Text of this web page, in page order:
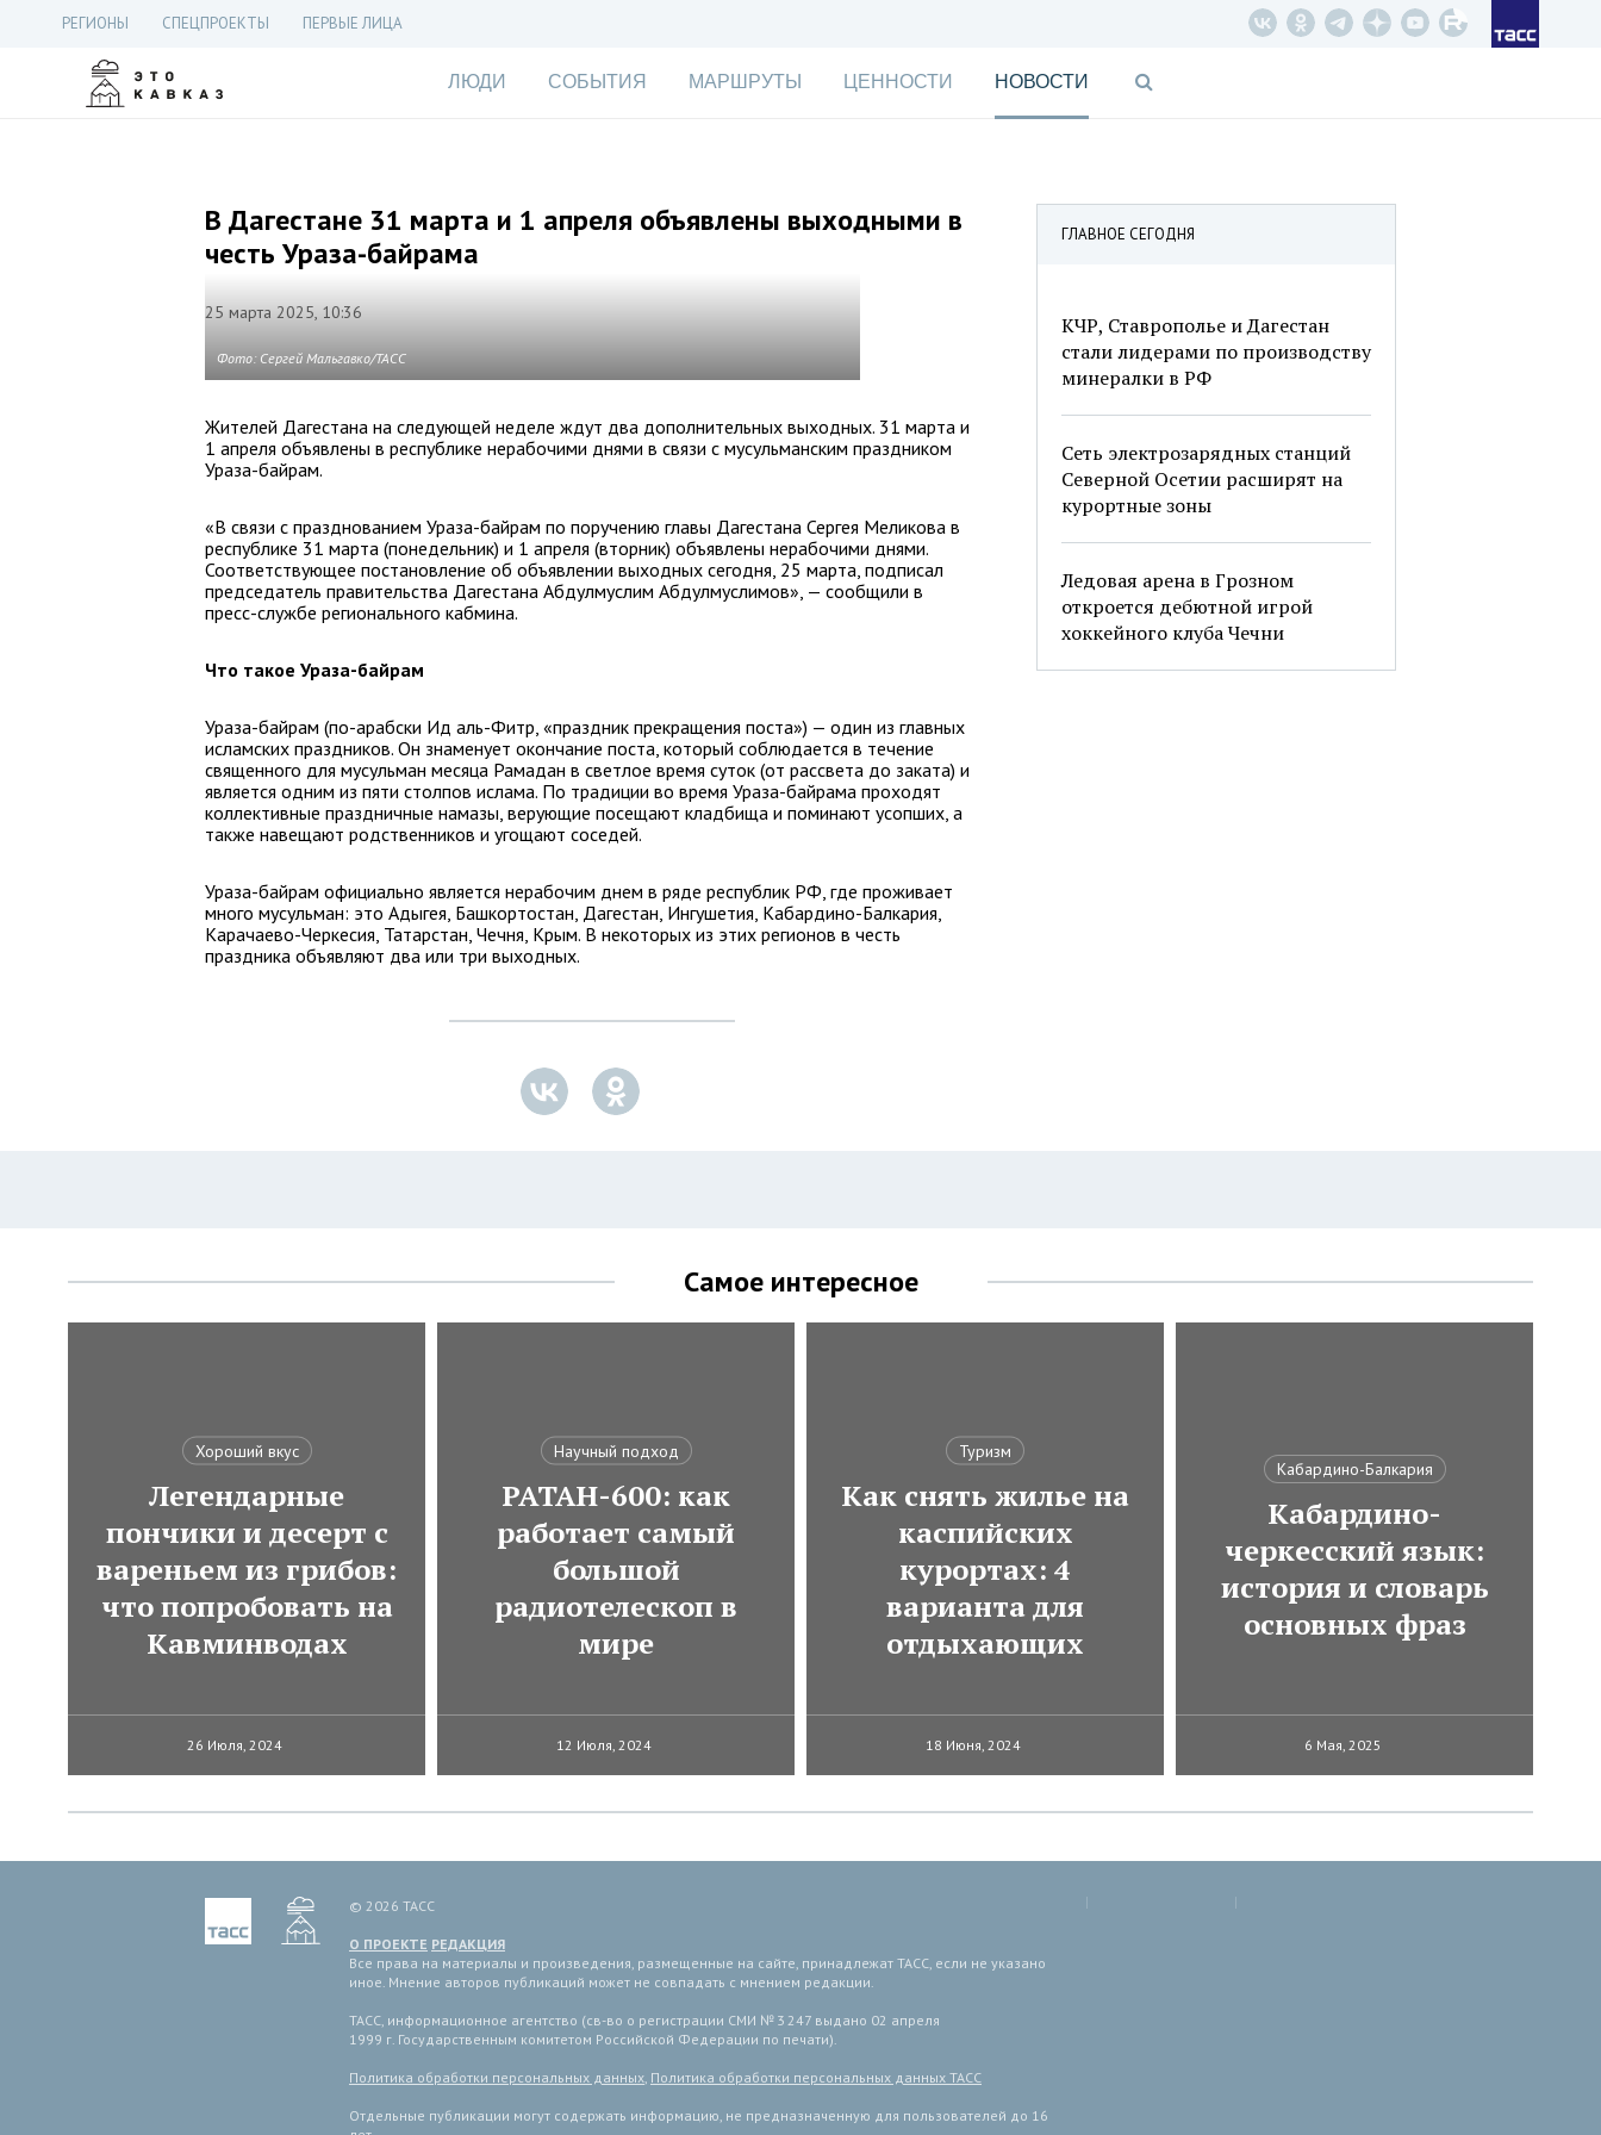
РЕГИОНЫ СПЕЦПРОЕКТЫ ПЕРВЫЕ ЛИЦА
ЛЮДИ СОБЫТИЯ МАРШРУТЫ ЦЕННОСТИ НОВОСТИ
ГЛАВНОЕ СЕГОДНЯ
КЧР, Ставрополье и Дагестан
стали лидерами по производству
минералки в РФ
Сеть электрозарядных станций
Северной Осетии расширят на
курортные зоны
Ледовая арена в Грозном
откроется дебютной игрой
хоккейного клуба Чечни
В Дагестане 31 марта и 1 апреля объявлены выходными в
честь Ураза-байрама
25 марта 2025, 10:36
Фото: Сергей Мальгавко/ТАСС
Жителей Дагестана на следующей неделе ждут два дополнительных выходных. 31 марта и
1 апреля объявлены в республике нерабочими днями в связи с мусульманским праздником
Ураза-байрам.
«В связи с празднованием Ураза-байрам по поручению главы Дагестана Сергея Меликова в
республике 31 марта (понедельник) и 1 апреля (вторник) объявлены нерабочими днями.
Соответствующее постановление об объявлении выходных сегодня, 25 марта, подписал
председатель правительства Дагестана Абдулмуслим Абдулмуслимов», — сообщили в
пресс-службе регионального кабмина.
Что такое Ураза-байрам
Ураза-байрам (по-арабски Ид аль-Фитр, «праздник прекращения поста») — один из главных
исламских праздников. Он знаменует окончание поста, который соблюдается в течение
священного для мусульман месяца Рамадан в светлое время суток (от рассвета до заката) и
является одним из пяти столпов ислама. По традиции во время Ураза-байрама проходят
коллективные праздничные намазы, верующие посещают кладбища и поминают усопших, а
также навещают родственников и угощают соседей.
Ураза-байрам официально является нерабочим днем в ряде республик РФ, где проживает
много мусульман: это Адыгея, Башкортостан, Дагестан, Ингушетия, Кабардино-Балкария,
Карачаево-Черкесия, Татарстан, Чечня, Крым. В некоторых из этих регионов в честь
праздника объявляют два или три выходных.
Самое интересное
Хороший вкус
Легендарные
пончики и десерт с
вареньем из грибов:
что попробовать на
Кавминводах
26 Июля, 2024
Научный подход
РАТАН-600: как
работает самый
большой
радиотелескоп в
мире
12 Июля, 2024
Туризм
Как снять жилье на
каспийских
курортах: 4
варианта для
отдыхающих
18 Июня, 2024
Кабардино-Балкария
Кабардино-
черкесский язык:
история и словарь
основных фраз
6 Мая, 2025
© 2026 ТАСС
О ПРОЕКТЕ РЕДАКЦИЯ
Все права на материалы и произведения, размещенные на сайте, принадлежат ТАСС, если не указано
иное. Мнение авторов публикаций может не совпадать с мнением редакции.
ТАСС, информационное агентство (св-во о регистрации СМИ № 3 247 выдано 02 апреля
1999 г. Государственным комитетом Российской Федерации по печати).
Политика обработки персональных данных, Политика обработки персональных данных ТАСС
Отдельные публикации могут содержать информацию, не предназначенную для пользователей до 16